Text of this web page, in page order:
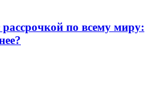
по всему миру: